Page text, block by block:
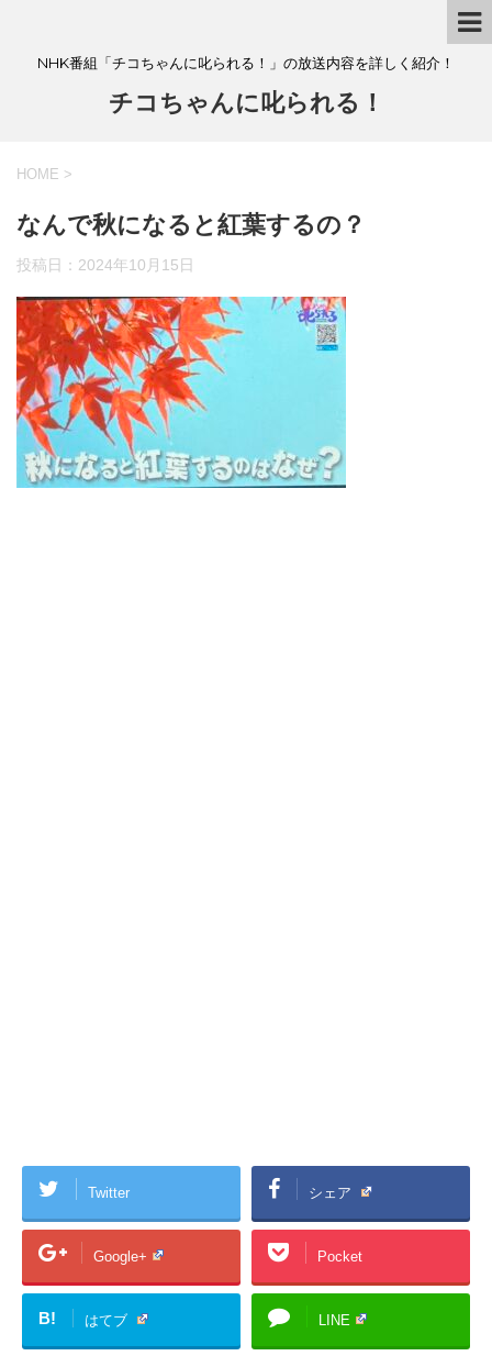
NHK番組「チコちゃんに叱られる！」の放送内容を詳しく紹介！
チコちゃんに叱られる！
HOME >
なんで秋になると紅葉するの？
投稿日： 2024年10月15日
Twitter シェア
Google+ Pocket
B! はてブ LINE